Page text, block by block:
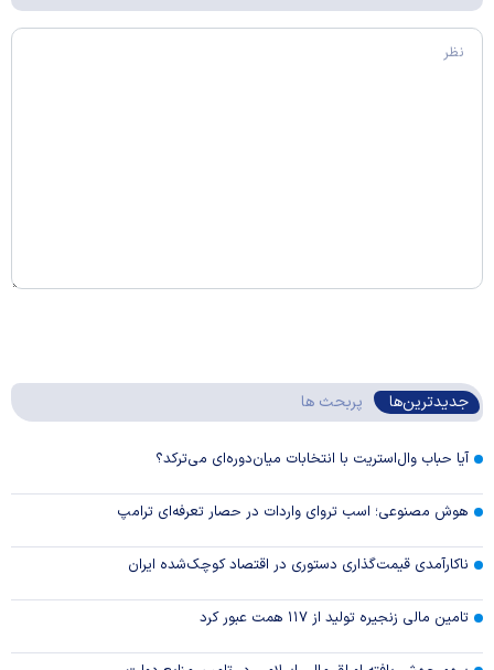
جدیدترین‌ها پربحث ها
آیا حباب وال‌استریت با انتخابات میان‌دوره‌ای می‌ترکد؟
هوش مصنوعی؛ اسب تروای واردات در حصار تعرفه‌ای ترامپ
ناکارآمدی قیمت‌گذاری دستوری در اقتصاد کوچک‌شده ایران
تامین مالی زنجیره تولید از ۱۱۷ همت عبور کرد